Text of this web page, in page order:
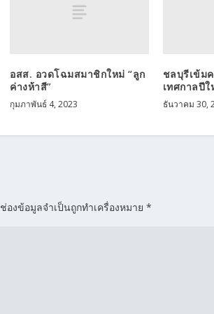
อสส. อวดโฉมสมาชิกใหม่ “ลูก
ค่างห้าสี”
กุมภาพันธ์ 4, 2023
ชลบุรีเข้ม
เทศกาลปี
ธันวาคม 30,
ช่องข้อมูลจำเป็นถูกทำเครื่องหมาย*